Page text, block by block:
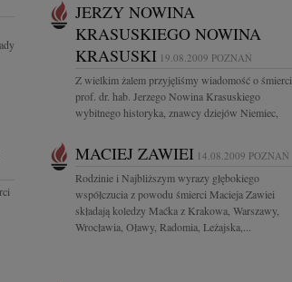
JERZY NOWINA
KRASUSKIEGO NOWINA
KRASUSKI 19.08.2009 POZNAŃ
Z wielkim żalem przyjęliśmy wiadomość o śmierci
prof. dr. hab. Jerzego Nowina Krasuskiego
wybitnego historyka, znawcy dziejów Niemiec,
MACIEJ ZAWIEI 14.08.2009 POZNAŃ
Rodzinie i Najbliższym wyrazy głębokiego
współczucia z powodu śmierci Macieja Zawiei
składają koledzy Maćka z Krakowa, Warszawy,
Wrocławia, Oławy, Radomia, Leżajska,...